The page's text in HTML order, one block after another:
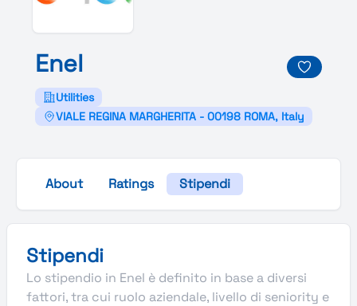
Enel
Utilities
VIALE REGINA MARGHERITA - 00198 ROMA, Italy
About Ratings Stipendi
Stipendi
Lo stipendio in Enel è definito in base a diversi
fattori, tra cui ruolo aziendale, livello di seniority e